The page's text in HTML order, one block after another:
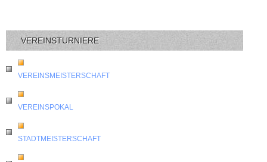
VEREINSTURNIERE
VEREINSMEISTERSCHAFT
VEREINSPOKAL
STADTMEISTERSCHAFT